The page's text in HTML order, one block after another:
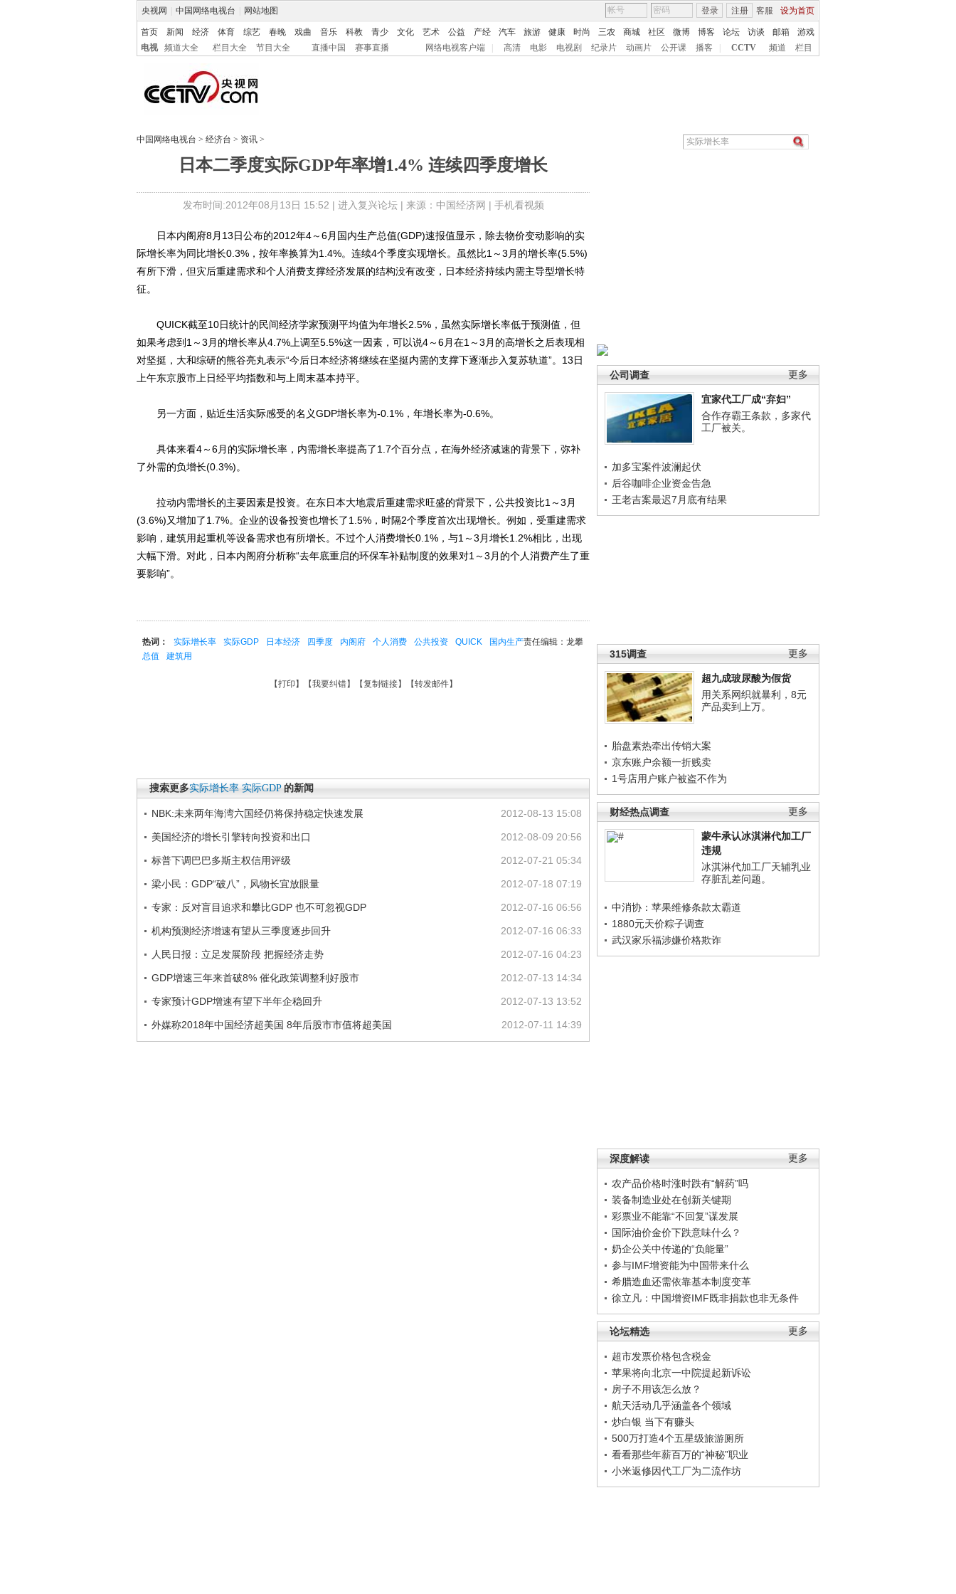
央视网 中国网络电视台 网站地图 客服 设为首页
登录 注册
首页 新闻 经济 体育 综艺 春晚 戏曲 音乐 科教 青少 文化 艺术 公益 产经 汽车 旅游 健康 时尚 三农 商城 社区 微博 博客 论坛 访谈 邮箱
游戏
电视
频道大全 栏目大全 节目大全 直播中国 赛事直播 网络电视客户端 高清 电影 电视剧 纪录片 动画片 公开课 播客 CCTV 频道 栏目
中国网络电视台 > 经济台 > 资讯 >
日本二季度实际GDP年率增1.4% 连续四季度增长
发布时间:2012年08月13日 15:52 | 进入复兴论坛| 来源：中国经济网 | 手机看视频
更多
公司调查
宜家代工厂成“弃妇”
合作存霸王条款，多家代
工厂被关。
加多宝案件波澜起伏
后谷咖啡企业资金告急
王老吉案最迟7月底有结果
更多
315调查
超九成玻尿酸为假货
用关系网织就暴利，8元
产品卖到上万。
胎盘素热牵出传销大案
京东账户余额一折贱卖
1号店用户账户被盗不作为
更多
财经热点调查
蒙牛承认冰淇淋代加工厂
违规
冰淇淋代加工厂天辅乳业
存脏乱差问题。
中消协：苹果维修条款太霸道
1880元天价粽子调查
武汉家乐福涉嫌价格欺诈
更多
深度解读
农产品价格时涨时跌有“解药”吗
装备制造业处在创新关键期
彩票业不能靠“不回复”谋发展
国际油价金价下跌意味什么？
奶企公关中传递的“负能量”
参与IMF增资能为中国带来什么
希腊造血还需依靠基本制度变革
徐立凡：中国增资IMF既非捐款也非无条件
更多
论坛精选
超市发票价格包含税金
苹果将向北京一中院提起新诉讼
房子不用该怎么放？
航天活动几乎涵盖各个领域
炒白银 当下有赚头
500万打造4个五星级旅游厕所
看看那些年薪百万的“神秘”职业
小米返修因代工厂为二流作坊
日本内阁府8月13日公布的2012年4～6月国内生产总值(GDP)速报值显示，除去物价变动影响的实
际增长率为同比增长0.3%，按年率换算为1.4%。连续4个季度实现增长。虽然比1～3月的增长率(5.5%)
有所下滑，但灾后重建需求和个人消费支撑经济发展的结构没有改变，日本经济持续内需主导型增长特
征。
QUICK截至10日统计的民间经济学家预测平均值为年增长2.5%，虽然实际增长率低于预测值，但
如果考虑到1～3月的增长率从4.7%上调至5.5%这一因素，可以说4～6月在1～3月的高增长之后表现相
对坚挺，大和综研的熊谷亮丸表示“今后日本经济将继续在坚挺内需的支撑下逐渐步入复苏轨道”。13日
上午东京股市上日经平均指数和与上周末基本持平。
另一方面，贴近生活实际感受的名义GDP增长率为-0.1%，年增长率为-0.6%。
具体来看4～6月的实际增长率，内需增长率提高了1.7个百分点，在海外经济减速的背景下，弥补
了外需的负增长(0.3%)。
拉动内需增长的主要因素是投资。在东日本大地震后重建需求旺盛的背景下，公共投资比1～3月
(3.6%)又增加了1.7%。企业的设备投资也增长了1.5%，时隔2个季度首次出现增长。例如，受重建需求
影响，建筑用起重机等设备需求也有所增长。不过个人消费增长0.1%，与1～3月增长1.2%相比，出现
大幅下滑。对此，日本内阁府分析称“去年底重启的环保车补贴制度的效果对1～3月的个人消费产生了重
要影响”。
责任编辑：龙攀
热词： 实际增长率 实际GDP 日本经济 四季度 内阁府 个人消费 公共投资 QUICK
国内生产
总值
建筑用
【打印 】【我要纠错】【复制链接】【转发邮件】
搜索更多实际增长率 实际GDP 的新闻
2012-08-13 15:08
NBK:未来两年海湾六国经仍将保持稳定快速发展
2012-08-09 20:56
美国经济的增长引擎转向投资和出口
2012-07-21 05:34
标普下调巴巴多斯主权信用评级
2012-07-18 07:19
梁小民：GDP“破八”，风物长宜放眼量
2012-07-16 06:56
专家：反对盲目追求和攀比GDP 也不可忽视GDP
2012-07-16 06:33
机构预测经济增速有望从三季度逐步回升
2012-07-16 04:23
人民日报：立足发展阶段 把握经济走势
2012-07-13 14:34
GDP增速三年来首破8% 催化政策调整利好股市
2012-07-13 13:52
专家预计GDP增速有望下半年企稳回升
2012-07-11 14:39
外媒称2018年中国经济超美国 8年后股市市值将超美国